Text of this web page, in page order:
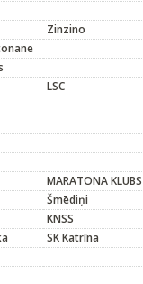
Zinzino
LSC
MARATONA KLUBS
Šmēdiņi
KNSS
SK Katrīna